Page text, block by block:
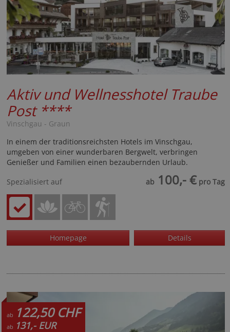
Aktiv und Wellnesshotel Traube
Post ****
Vinschgau - Graun
In einem der traditionsreichsten Hotels im Vinschgau,
umgeben von einer wunderbaren Bergwelt, verbringen
Genießer und Familien einen bezaubernden Urlaub.
Spezialisiert auf
ab 100,- € pro Tag
Homepage Details
ab 122,50 CHF
ab 131,- EUR